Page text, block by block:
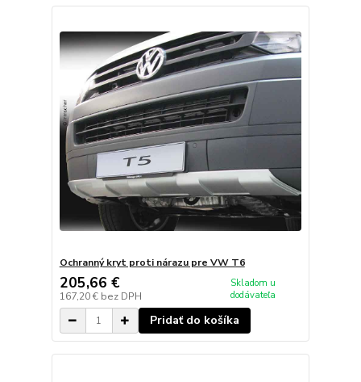
Ochranný kryt proti nárazu pre VW T6
205,66 €
167,20 € bez DPH
Skladom u
dodávateľa
Pridať do košíka